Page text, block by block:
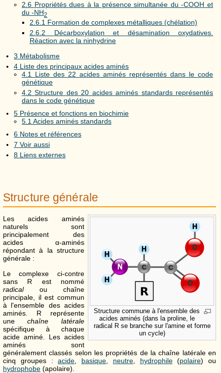
2.6 Propriétés dues à la présence simultanée du -COOH et
du -NH2
2.6.1 Formation de complexes métalliques (chélation)
2.6.2
Décarboxylation et désamination oxydatives.
Réaction avec la ninhydrine
3 Métabolisme
4 Liste des principaux acides aminés
4.1
Liste des 22 acides aminés représentés dans le code
génétique
4.2 Structure des 20 acides aminés standards représentés
dans le code génétique
5 Présence et fonctions en biochimie
5.1 Acides aminés standards
6 Notes et références
7 Voir aussi
8 Liens externes
Structure générale
Structure commune à l'ensemble des
acides aminés (dans la proline, le
radical R se branche sur l'amine et forme
un cycle)
Les acides aminés
naturels sont
principalement des
acides α-aminés
répondant à la structure
générale :
Le complexe ci-contre
sans R est nommé
radicalou chaîne
principale, il est commun
à l'ensemble des acides
aminés. R représente
unechaîne latérale
spécifique à chaque
acide aminé. Les acides
aminés sont
généralement classés selon les propriétés de la chaîne latérale en
cinq groupes :acide basique neutre, hydrophile(polaire) ou
hydrophobe (apolaire).